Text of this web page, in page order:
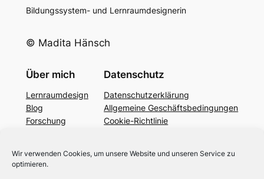
Wir verwenden Cookies, um unsere Website und unseren Service zu
optimieren.
Bildungssystem- und Lernraumdesignerin
© Madita Hänsch
Über mich
Lernraumdesign
Blog
Forschung
Bildung 4.0
Datenschutz
Datenschutzerklärung
Allgemeine Geschäftsbedingungen
Cookie-Richtlinie